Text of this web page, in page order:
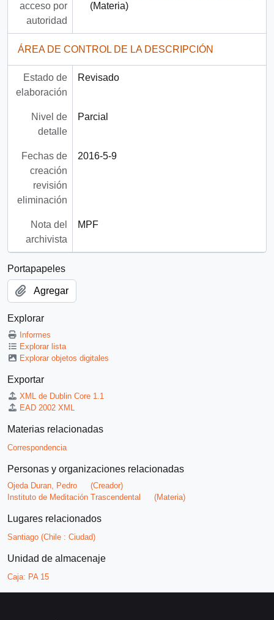
acceso por
autoridad
(Materia)
ÁREA DE CONTROL DE LA DESCRIPCIÓN
Estado de
elaboración
Revisado
Nivel de
detalle
Parcial
Fechas de
creación
revisión
eliminación
2016-5-9
Nota del
archivista
MPF
Portapapeles
Agregar
Explorar
Informes
Explorar lista
Explorar objetos digitales
Exportar
XML de Dublin Core 1.1
EAD 2002 XML
Materias relacionadas
Correspondencia
Personas y organizaciones relacionadas
Ojeda Duran, Pedro
(Creador)
Instituto de Meditación Trascendental
(Materia)
Lugares relacionados
Santiago (Chile : Ciudad)
Unidad de almacenaje
Caja: PA 15